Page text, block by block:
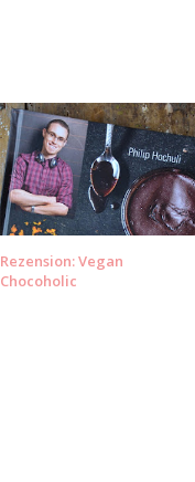
Rezension: Vegan
Chocoholic